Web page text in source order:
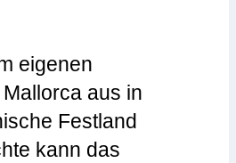
eigenen
aus in
Festland
kann das